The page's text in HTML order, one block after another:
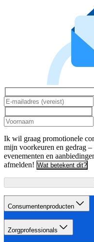
Ik wil graag promotionele
mijn voorkeuren en gedrag
evenementen en
afmelden! Wat betekent dit?
Consumentenproducten
Zorgprofessionals